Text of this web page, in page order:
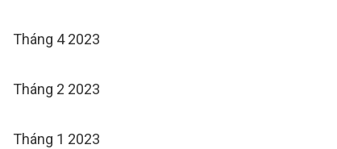
Tháng 4 2023
Tháng 2 2023
Tháng 1 2023